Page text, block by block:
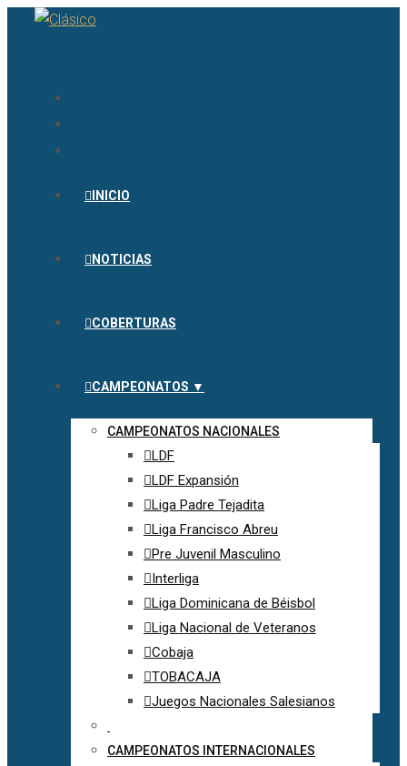
INICIO
NOTICIAS
COBERTURAS
CAMPEONATOS ▼
CAMPEONATOS NACIONALES
LDF
LDF Expansión
Liga Padre Tejadita
Liga Francisco Abreu
Pre Juvenil Masculino
Interliga
Liga Dominicana de Béisbol
Liga Nacional de Veteranos
Cobaja
TOBACAJA
Juegos Nacionales Salesianos
CAMPEONATOS INTERNACIONALES